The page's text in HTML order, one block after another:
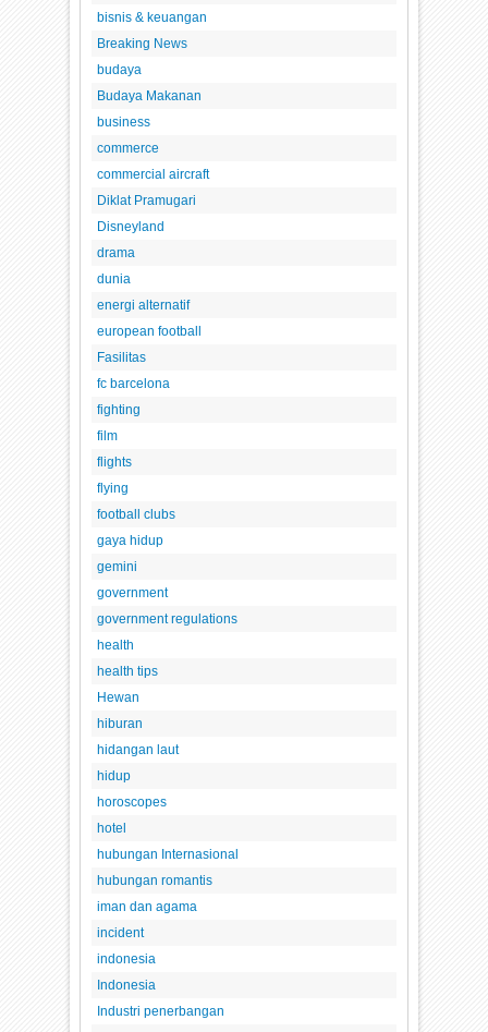
bisnis & keuangan
Breaking News
budaya
Budaya Makanan
business
commerce
commercial aircraft
Diklat Pramugari
Disneyland
drama
dunia
energi alternatif
european football
Fasilitas
fc barcelona
fighting
film
flights
flying
football clubs
gaya hidup
gemini
government
government regulations
health
health tips
Hewan
hiburan
hidangan laut
hidup
horoscopes
hotel
hubungan Internasional
hubungan romantis
iman dan agama
incident
indonesia
Indonesia
Industri penerbangan